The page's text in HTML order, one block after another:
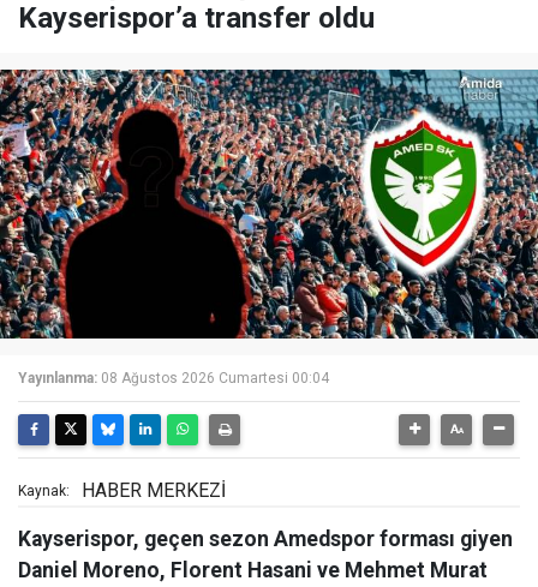
Kayserispor’a transfer oldu
Yayınlanma: 08 Ağustos 2026 Cumartesi 00:04
Kaynak: HABER MERKEZİ
Kayserispor, geçen sezon Amedspor forması giyen
Daniel Moreno, Florent Hasani ve Mehmet Murat